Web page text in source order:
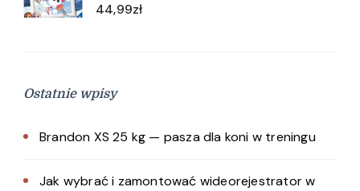
44,99zł
Ostatnie wpisy
Brandon XS 25 kg — pasza dla koni w treningu
Jak wybrać i zamontować wideorejestrator w